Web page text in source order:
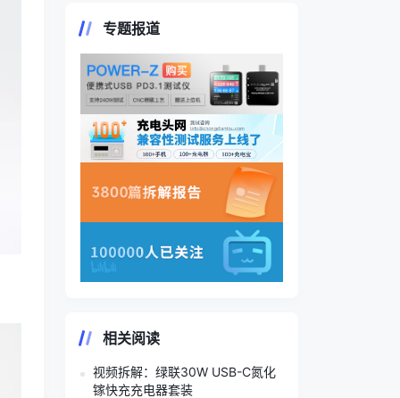
专题报道
相关阅读
视频拆解：绿联30W USB-C氮化
镓快充充电器套装